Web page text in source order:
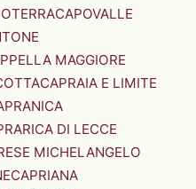
CAPOVALLE
MAGGIORE
CAPRAIA E LIMITE
DI LECCE
MICHELANGELO
CAPRIANA